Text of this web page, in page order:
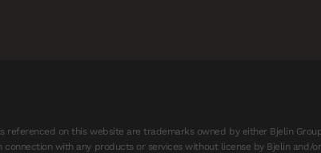
referenced on this website are trademarks owned by either Bjelin
connection with any products or services without license by Bjelin and/or